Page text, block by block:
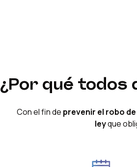
¿Por qué todos
Con el fin de prevenir el robo
leyque